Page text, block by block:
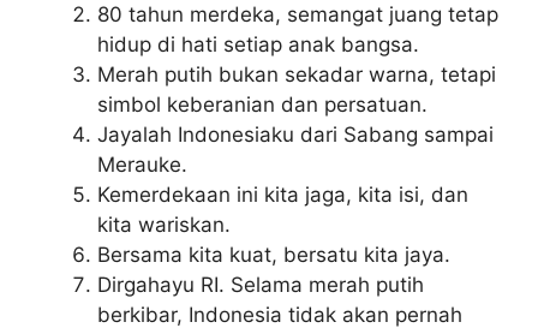
80 tahun merdeka, semangat juang tetap
hidup di hati setiap anak bangsa.
Merah putih bukan sekadar warna, tetapi
simbol keberanian dan persatuan.
Jayalah Indonesiaku dari Sabang sampai
Merauke.
Kemerdekaan ini kita jaga, kita isi, dan
kita wariskan.
Bersama kita kuat, bersatu kita jaya.
Dirgahayu RI. Selama merah putih
berkibar, Indonesia tidak akan pernah